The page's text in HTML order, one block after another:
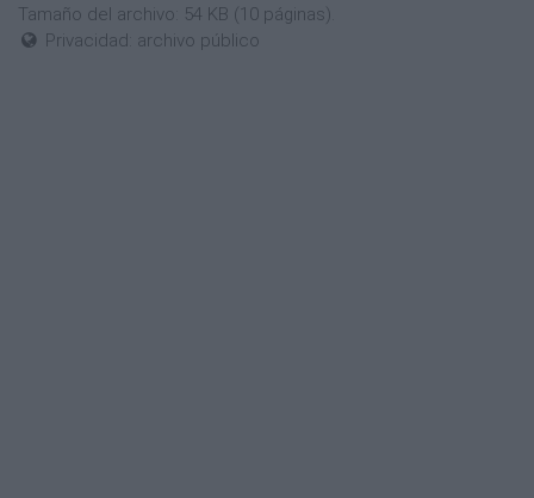
Tamaño del archivo: 54 KB (10 páginas).
Privacidad: archivo público